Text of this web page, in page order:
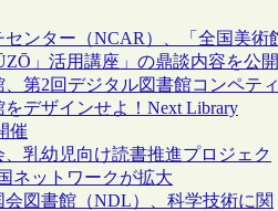
センター（NCAR）、「全国美術
」活用講座」の鼎談内容を公開
第2回デジタル図書館コンペティ
デザインせよ！Next Library
催
乳幼児向け読書推進プロジェク
ネットワークが拡大
会図書館（NDL）、科学技術に関